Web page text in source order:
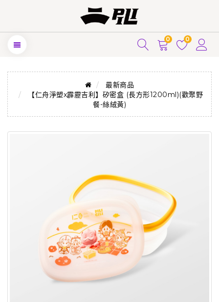
0 0
最新商品
【仁舟淨塑x霹靂吉利】矽密盒 (長方形1200ml)(歡聚野
餐-絲絨黃)